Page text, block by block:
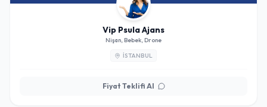
Vip Psula Ajans
Nişan, Bebek, Drone
İSTANBUL
Fiyat Teklifi Al